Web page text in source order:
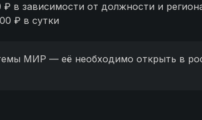
в зависимости от должности и
₽ в сутки
МИР — её необходимо открыть в